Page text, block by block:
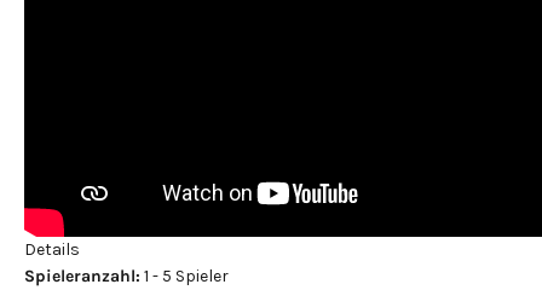
Details
Spieleranzahl: 1 - 5 Spieler